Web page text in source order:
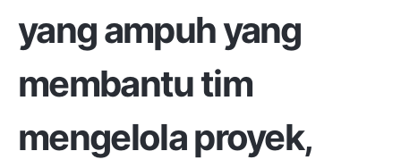
yang ampuh yang
membantu tim
mengelola proyek,